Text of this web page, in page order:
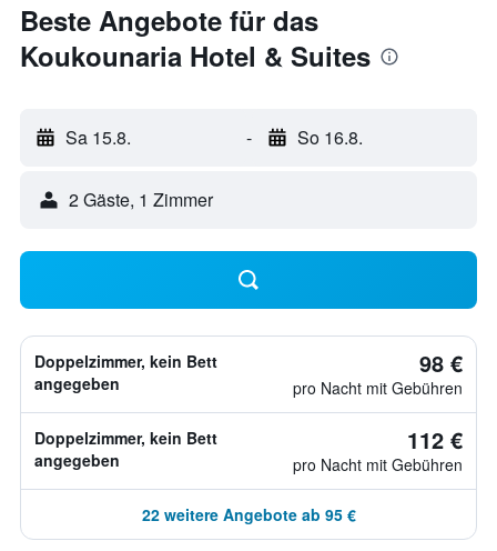
Beste Angebote für das
Koukounaria Hotel & Suites
Sa 15.8. - So 16.8.
2 Gäste, 1 Zimmer
Doppelzimmer, kein Bett
angegeben
98 €
pro Nacht mit Gebühren
Doppelzimmer, kein Bett
angegeben
112 €
pro Nacht mit Gebühren
22 weitere Angebote ab 95 €